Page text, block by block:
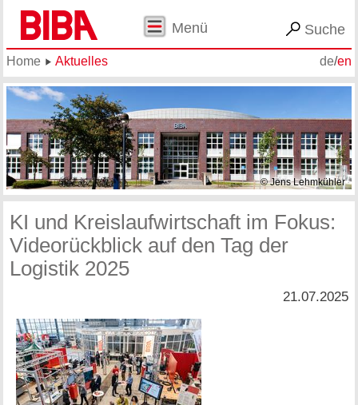
Menü Suche
de/en
Home Aktuelles
© Jens Lehmkühler
KI und Kreislaufwirtschaft im Fokus:
Videorückblick auf den Tag der
Logistik 2025
21.07.2025